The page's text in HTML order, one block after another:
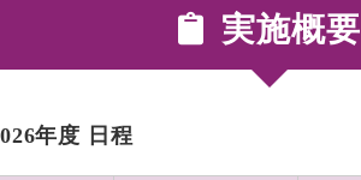
実施概要
年度 日程